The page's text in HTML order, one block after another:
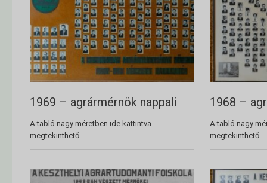
1969 – agrármérnök nappali
A tabló nagy méretben ide kattintva
megtekinthető
1968 –
A tabló nagy
megtekinthető